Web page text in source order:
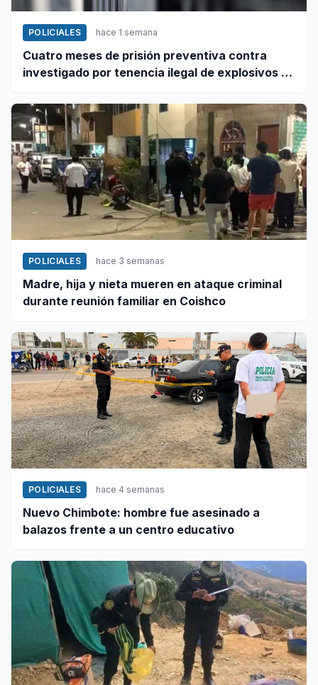
POLICIALES hace 1 semana
Cuatro meses de prisión preventiva contra
investigado por tenencia ilegal de explosivos en
POLICIALES hace 3 semanas
Madre, hija y nieta mueren en ataque criminal
durante reunión familiar en Coishco
POLICIALES hace 4 semanas
Nuevo Chimbote: hombre fue asesinado a
balazos frente a un centro educativo